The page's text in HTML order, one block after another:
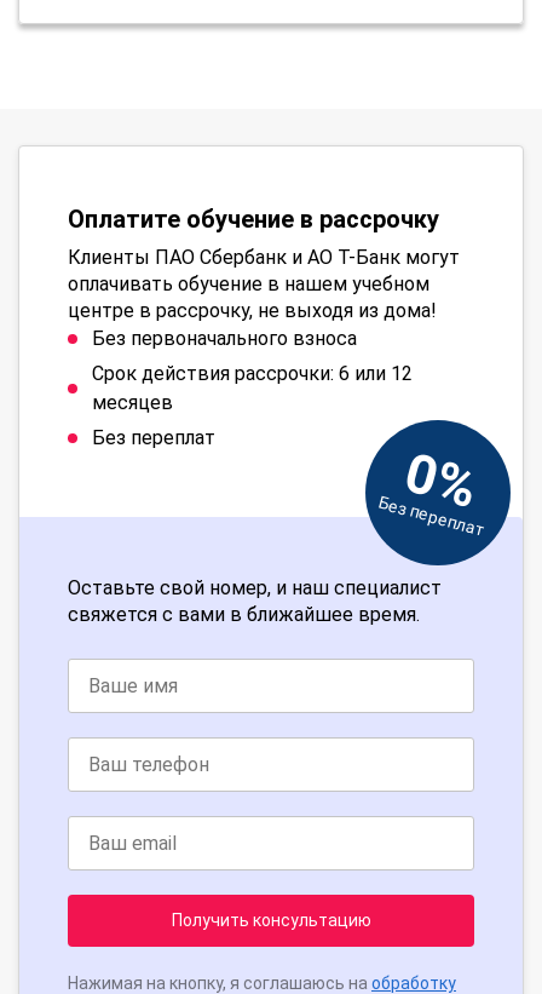
Оплатите обучение в рассрочку
Клиенты ПАО Сбербанк и АО Т-Банк могут
оплачивать обучение в нашем учебном
центре в рассрочку, не выходя из дома!
Без первоначального взноса
Срок действия рассрочки: 6 или 12
месяцев
Без переплат
0%
Без переплат
Оставьте свой номер, и наш специалист
свяжется с вами в ближайшее время.
Получить консультацию
Нажимая на кнопку, я соглашаюсь на обработку